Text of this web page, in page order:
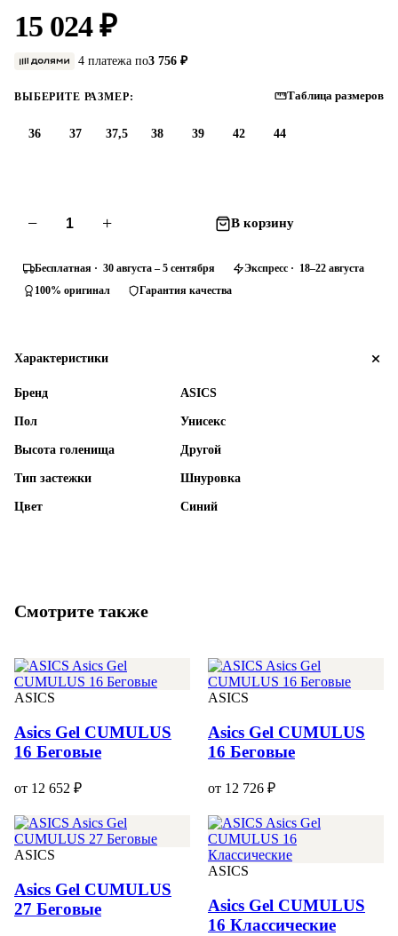
15 024 ₽
4 платежа по3 756 ₽
ВЫБЕРИТЕ РАЗМЕР: Таблица размеров
36 37 37,5 38 39 42 44
− + В корзину
Бесплатная · 30 августа – 5 сентября
Экспресс · 18–22 августа
100% оригинал
Гарантия качества
Характеристики
Бренд ASICS
Пол Унисекс
Высота голенища Другой
Тип застежки Шнуровка
Цвет Синий
Смотрите также
ASICS
Asics Gel CUMULUS
16 Беговые
от 12 652 ₽
ASICS
Asics Gel CUMULUS
16 Беговые
от 12 726 ₽
ASICS
Asics Gel CUMULUS
27 Беговые
ASICS
Asics Gel CUMULUS
16 Классические